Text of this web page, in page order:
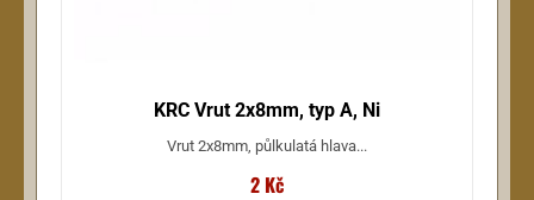
KRC Vrut 2x8mm, typ A, Ni
Vrut 2x8mm, půlkulatá hlava...
2 Kč